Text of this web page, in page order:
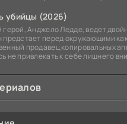
убийцы (2026)
герой, Анджело Ледде, ведет
предстает перед окружающими
продавец копировальных
не привлекать к себе лишнего